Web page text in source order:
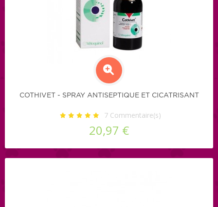
COTHIVET - SPRAY ANTISEPTIQUE ET CICATRISANT
7 Commentaire(s)
20,97 €